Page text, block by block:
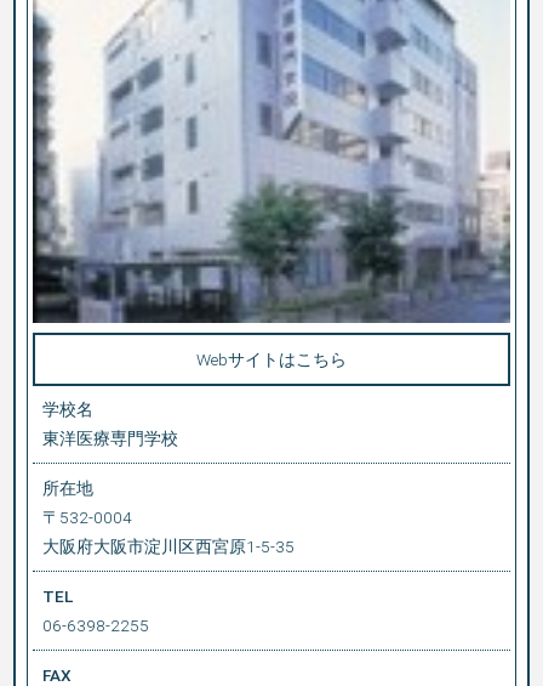
Webサイトはこちら
学校名
東洋医療専門学校
所在地
〒 532-0004
大阪府大阪市淀川区西宮原1-5-35
TEL
06-6398-2255
FAX